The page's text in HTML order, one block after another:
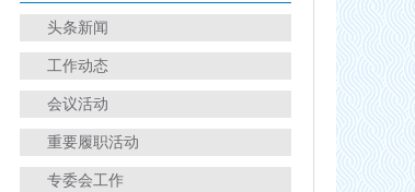
头条新闻
工作动态
会议活动
重要履职活动
专委会工作